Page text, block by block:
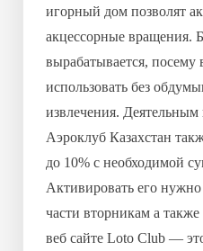
игорный дом позволят
акцессорные вращения.
вырабатывается, посему
использовать без
извлечения.
Аэроклуб Казахстан
до 10% с необходимой
Активировать его
части вторникам а
веб сайте Loto Club —